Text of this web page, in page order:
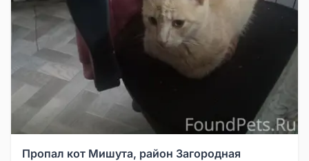
Пропал кот Мишута, район Загородная